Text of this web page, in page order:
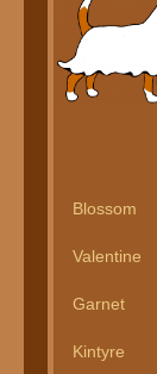
Blossom
Valentine
Garnet
Kintyre